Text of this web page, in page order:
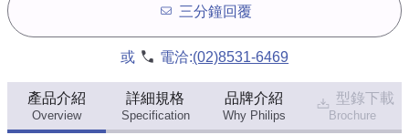
三分鐘回覆
或 電洽:(02)8531-6469
產品介紹
Overview
詳細規格
Specification
品牌介紹
Why Philips
型錄下載
Brochure